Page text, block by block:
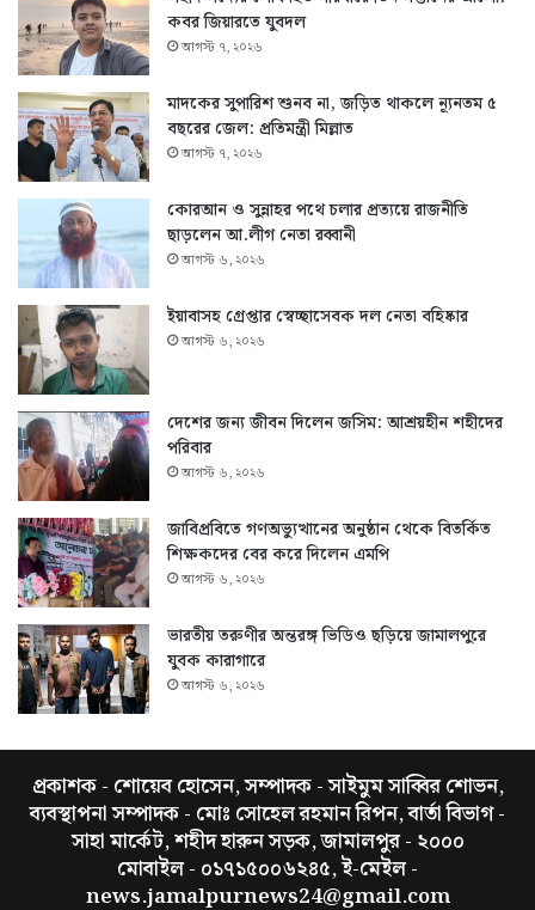
কবর জিয়ারতে যুবদল
আগস্ট ৭, ২০২৬
মাদকের সুপারিশ শুনব না, জড়িত থাকলে ন্যূনতম ৫
বছরের জেল: প্রতিমন্ত্রী মিল্লাত
আগস্ট ৭, ২০২৬
কোরআন ও সুন্নাহর পথে চলার প্রত্যয়ে রাজনীতি
ছাড়লেন আ.লীগ নেতা রব্বানী
আগস্ট ৬, ২০২৬
ইয়াবাসহ গ্রেপ্তার স্বেচ্ছাসেবক দল নেতা বহিষ্কার
আগস্ট ৬, ২০২৬
দেশের জন্য জীবন দিলেন জসিম: আশ্রয়হীন শহীদের
পরিবার
আগস্ট ৬, ২০২৬
জাবিপ্রবিতে গণঅভ্যুত্থানের অনুষ্ঠান থেকে বিতর্কিত
শিক্ষকদের বের করে দিলেন এমপি
আগস্ট ৬, ২০২৬
ভারতীয় তরুণীর অন্তরঙ্গ ভিডিও ছড়িয়ে জামালপুরে
যুবক কারাগারে
আগস্ট ৬, ২০২৬
প্রকাশক - শোয়েব হোসেন, সম্পাদক - সাইমুম সাব্বির শোভন,
ব্যবস্থাপনা সম্পাদক - মোঃ সোহেল রহমান রিপন, বার্তা বিভাগ -
সাহা মার্কেট, শহীদ হারুন সড়ক, জামালপুর - ২০০০
মোবাইল - ০১৭১৫০০৬২৪৫, ই-মেইল -
news.jamalpurnews24@gmail.com